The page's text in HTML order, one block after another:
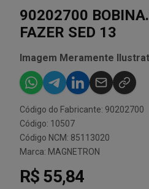
90202700
FAZER SED 13
Imagem Meramente
Código do Fabricante: 90202700
Código: 10507
Código NCM: 85113020
Marca: MAGNETRON
R$ 55,84